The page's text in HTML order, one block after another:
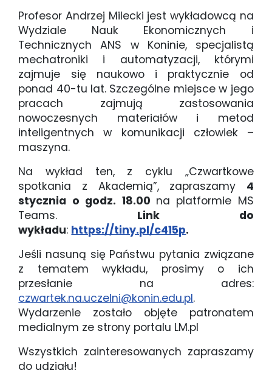
Profesor Andrzej Milecki jest wykładowcą na
Wydziale Nauk Ekonomicznych i
Technicznych ANS w Koninie, specjalistą
mechatroniki i automatyzacji, którymi
zajmuje się naukowo i praktycznie od
ponad 40-tu lat. Szczególne miejsce w jego
pracach zajmują zastosowania
nowoczesnych materiałów i metod
inteligentnych w komunikacji człowiek –
maszyna.
Na wykład ten, z cyklu „Czwartkowe
spotkania z Akademią”, zapraszamy 4
stycznia o godz. 18.00 na platformie MS
Teams. Link do
wykładu: https://tiny.pl/c415p.
Jeśli nasuną się Państwu pytania związane
z tematem wykładu, prosimy o ich
przesłanie na adres:
czwartek.na.uczelni@konin.edu.pl.
Wydarzenie zostało objęte patronatem
medialnym ze strony portalu LM.pl
Wszystkich zainteresowanych zapraszamy
do udziału!